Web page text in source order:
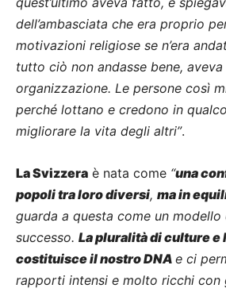
dell’ambasciata che era proprio
motivazioni religiose se n’era
tutto ciò non andasse bene,
organizzazione. Le persone così
perché lottano e credono in
migliorare la vita degli altri”.
La Svizzera è nata come “una
popoli tra loro diversi, ma in
guarda a questa come un
successo. La pluralità di culture
costituisce il nostro DNA e ci
rapporti intensi e molto ricchi con